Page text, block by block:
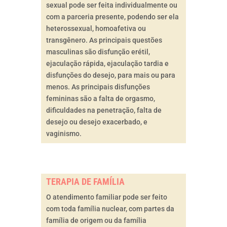
sexual pode ser feita individualmente ou
com a parceria presente, podendo ser ela
heterossexual, homoafetiva ou
transgênero. As principais questões
masculinas são disfunção erétil,
ejaculação rápida, ejaculação tardia e
disfunções do desejo, para mais ou para
menos. As principais disfunções
femininas são a falta de orgasmo,
dificuldades na penetração, falta de
desejo ou desejo exacerbado, e
vaginismo.
TERAPIA DE FAMÍLIA
O atendimento familiar pode ser feito
com toda família nuclear, com partes da
família de origem ou da família